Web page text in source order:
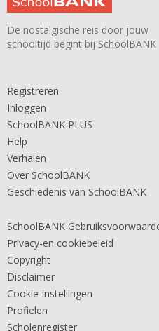
De nostalgische reis door jouw
schooltijd begint bij SchoolBANK
Registreren
Inloggen
SchoolBANK PLUS
Help
Verhalen
Over SchoolBANK
Geschiedenis van SchoolBANK
SchoolBANK
Privacy-en cookiebeleid
Copyright
Disclaimer
Cookie-instellingen
Profielen
Scholenregister